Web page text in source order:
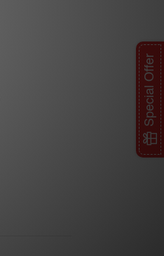
Special Offer